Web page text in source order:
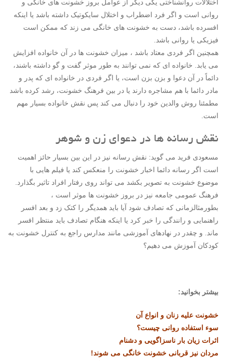
اختلالات روانشناختی یکی دیگر از عوامل بروز خشونت های خانگی و
روانی است و اگر فرد اضطراب و اختلال سایکوتیک داشته باشد یا اینکه
افسرده باشد، دست به خشونت های خانگی می زند که ممکن است
فیزیکی یا روانی باشد.
همچنین اگر فردی معتاد باشد ، میزان خشونت ها در آن خانواده افزایش
می یابد. خانواده ای که نمی توانند به طور موثر گفت و گو داشته باشند،
دائماً در آن دعوا و بزن بزن است، یا اگر فردی در خانواده ای که پدر و
مادر دائما با هم مشاجره دارند یا در بین فرهنگ خشونت، رشد کرده باشد
مطمئنا روش والدین خود را دنبال می کند پس نقش خانواده بسیار مهم
است.
نقش رسانه ها در دعوای زن و شوهر
مسعودی فرید می گوید: نقش رسانه نیز در این بین بسیار حائز اهمیت
است اگر رسانه دائما اخبار خشونت را منعکس کند یا فیلم هایی با
موضوع خشونت به تصویر بکشد می تواند روی رفتار افراد تاثیر بگذارد.
فرهنگ عمومی جامعه نیز در بروز خشونت ها موثر است ،
بطورمثالزمانی که تصادف شود آیا باید همدیگر را کتک زد و بعد افسر
راهنمایی و رانندگی را خبر کرد یا اینکه هنگام تصادف باید منتظر افسر
ماند. و چقدر در نهادهای آموزشی مانند مدارس راجع به کنترل خشونت به
کودکان آموزش می دهیم؟
بیشتر بخوانید:
خشونت علیه زنان و انواع آن
سوء استفاده روانی چیست؟
اثرات زیان بار ناسزاگویی و دشنام
مردان نیز قربانی خشونت خانگی می شوند!